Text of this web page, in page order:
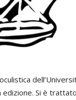
edizione. Si è